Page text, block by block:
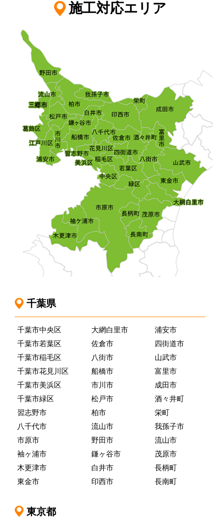
施工対応エリア
千葉県
千葉市中央区
千葉市若葉区
千葉市稲毛区
千葉市花見川区
千葉市美浜区
千葉市緑区
習志野市
八千代市
市原市
袖ヶ浦市
木更津市
東金市
大網白里市
佐倉市
八街市
船橋市
市川市
松戸市
柏市
流山市
野田市
鎌ヶ谷市
白井市
印西市
浦安市
四街道市
山武市
富里市
成田市
酒々井町
栄町
我孫子市
流山市
茂原市
長柄町
長南町
東京都